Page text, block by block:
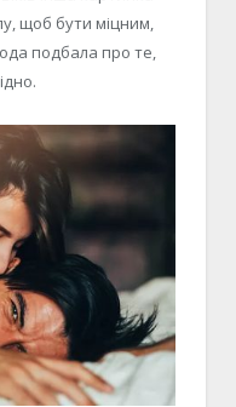
щоб бути міцним,
подбала про те,